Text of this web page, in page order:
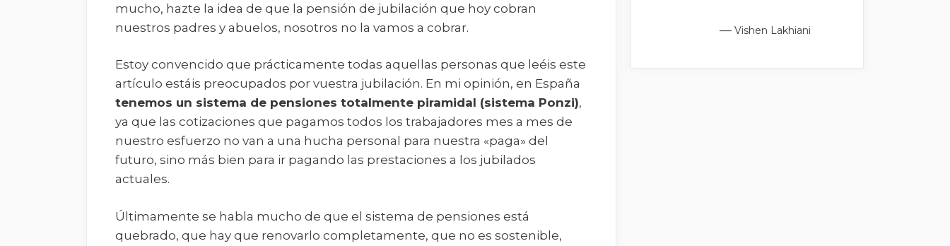
mucho, hazte la idea de que la pensión de jubilación que hoy cobran
nuestros padres y abuelos, nosotros no la vamos a cobrar.
Estoy convencido que prácticamente todas aquellas personas que leéis este
artículo estáis preocupados por vuestra jubilación. En mi opinión, en España
tenemos un sistema de pensiones totalmente piramidal (sistema Ponzi),
ya que las cotizaciones que pagamos todos los trabajadores mes a mes de
nuestro esfuerzo no van a una hucha personal para nuestra «paga» del
futuro, sino más bien para ir pagando las prestaciones a los jubilados
actuales.
Últimamente se habla mucho de que el sistema de pensiones está
quebrado, que hay que renovarlo completamente, que no es sostenible,
— Vishen Lakhiani